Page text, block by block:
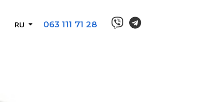
RU 063 111 71 28